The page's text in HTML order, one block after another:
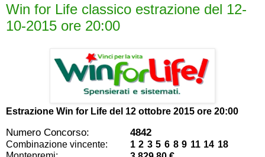
Win for Life classico estrazione del 12-
10-2015 ore 20:00
Estrazione Win for Life del 12 ottobre 2015 ore 20:00
Numero Concorso: 4842
Combinazione vincente:
1 2 3 5 6 8 9 11 14 18